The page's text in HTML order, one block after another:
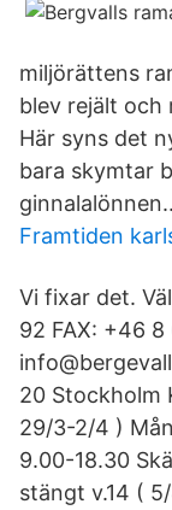
miljörättens
blev rejält
Här syns det
bara skymtar
ginnalalönnen..
Framtiden
Vi fixar det.
92 FAX: +46 8
20 Stockholm
29/3-2/4 )
9.00-18.30
stängt v.14 (